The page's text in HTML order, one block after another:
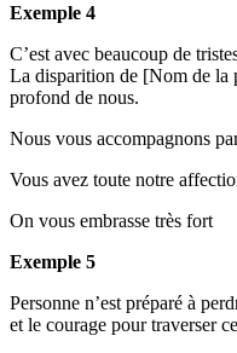
Exemple 4
C’est avec beaucoup de
La disparition de [Nom de la
profond de nous.
Nous vous accompagnons
Vous avez toute notre
On vous embrasse très fort
Exemple 5
Personne n’est préparé à
et le courage pour traverser